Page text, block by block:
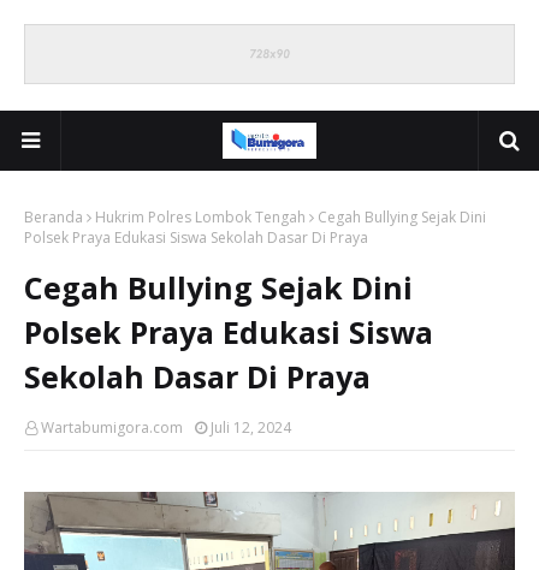
Beranda Hukrim Polres Lombok Tengah
Cegah Bullying Sejak Dini
Polsek Praya Edukasi Siswa Sekolah Dasar Di Praya
Cegah Bullying Sejak Dini
Polsek Praya Edukasi Siswa
Sekolah Dasar Di Praya
Wartabumigora.com Juli 12, 2024